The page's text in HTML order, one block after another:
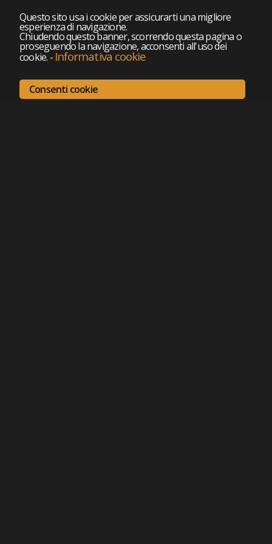
Questo sito usa i cookie per assicurarti una migliore
esperienza di navigazione.
Chiudendo questo banner, scorrendo questa pagina o
proseguendo la navigazione, acconsenti all'uso dei
cookie. - Informativa cookie
Consenti cookie